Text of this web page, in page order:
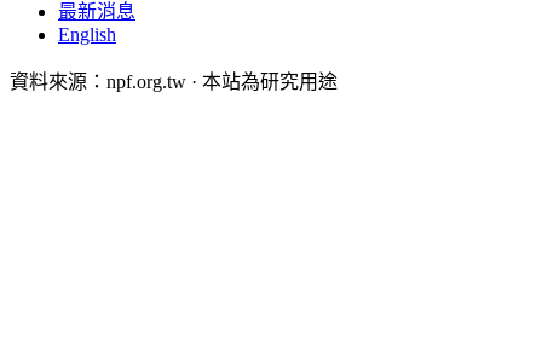
最新消息
English
資料來源：npf.org.tw · 本站為研究用途